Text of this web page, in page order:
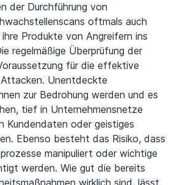
der Durchführung von
oftmals auch
Produkte von Angreifern ins
regelmäßige Überprüfung der
für die effektive
Unentdeckte
zur Bedrohung werden und es
tief in Unternehmensnetze
Kundendaten oder geistiges
Ebenso besteht das Risiko, dass
manipuliert oder wichtige
werden. Wie gut die bereits